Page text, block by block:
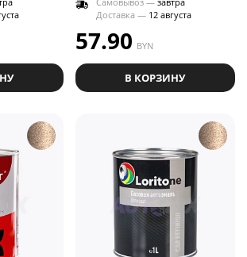
Доставка — 12 августа
57.90 BYN
В КОРЗИНУ